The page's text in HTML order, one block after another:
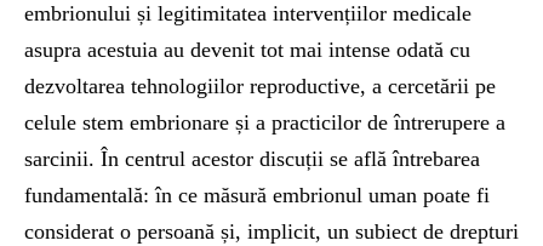
embrionului și legitimitatea intervențiilor medicale
asupra acestuia au devenit tot mai intense odată cu
dezvoltarea tehnologiilor reproductive, a cercetării pe
celule stem embrionare și a practicilor de întrerupere a
sarcinii. În centrul acestor discuții se află întrebarea
fundamentală: în ce măsură embrionul uman poate fi
considerat o persoană și, implicit, un subiect de drepturi